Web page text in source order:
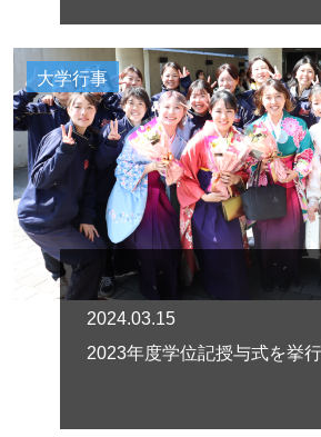
大学行事
2024.03.15
2023年度学位記授与式を挙行